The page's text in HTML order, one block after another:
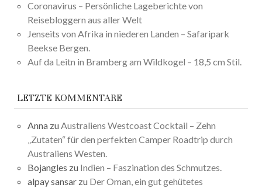
Coronavirus – Persönliche Lageberichte von
Reisebloggern aus aller Welt
Jenseits von Afrika in niederen Landen – Safaripark
Beekse Bergen.
Auf da Leitn in Bramberg am Wildkogel – 18,5 cm Stil.
LETZTE KOMMENTARE
Anna zuAustraliens Westcoast Cocktail – Zehn
„Zutaten“ für den perfekten Camper Roadtrip durch
Australiens Westen.
Bojangles zu Indien – Faszination des Schmutzes.
alpay sansar zu Der Oman, ein gut gehütetes